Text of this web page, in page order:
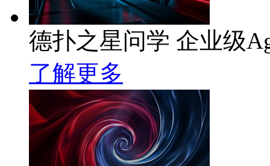
德扑之星问学 企业级
了解更多